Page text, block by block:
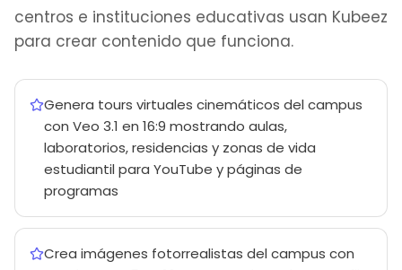
centros e instituciones educativas usan Kubeez
para crear contenido que funciona.
Genera tours virtuales cinemáticos del campus
con Veo 3.1 en 16:9 mostrando aulas,
laboratorios, residencias y zonas de vida
estudiantil para YouTube y páginas de
programas
Crea imágenes fotorrealistas del campus con